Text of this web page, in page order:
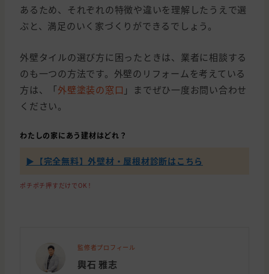
あるため、それぞれの特徴や違いを理解したうえで選
ぶと、満足のいく家づくりができるでしょう。
外壁タイルの選び方に困ったときは、業者に相談する
のも一つの方法です。外壁のリフォームを考えている
方は、「外壁塗装の窓口 」までぜひ一度お問い合わせ
ください。
わたしの家にあう建材はどれ？
▶【完全無料】外壁材・屋根材診断はこちら
ポチポチ押すだけでOK！
監修者プロフィール
輿石 雅志